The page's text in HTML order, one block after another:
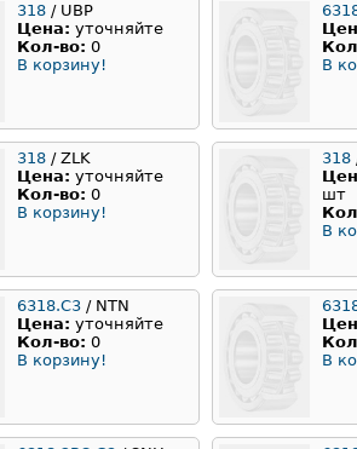
318 / UBP
Цена: уточняйте
Кол-во: 0
В корзину!
В
318 / ZLK
Цена: уточняйте
Кол-во: 0
В корзину!
318
шт
В
6318.С3 / NTN
Цена: уточняйте
Кол-во: 0
В корзину!
В